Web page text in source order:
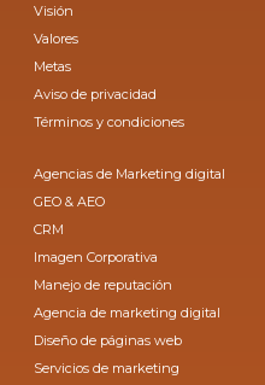
Visión
Valores
Metas
Aviso de privacidad
Términos y condiciones
Agencias de Marketing digital
GEO & AEO
CRM
Imagen Corporativa
Manejo de reputación
Agencia de marketing digital
Diseño de páginas web
Servicios de marketing